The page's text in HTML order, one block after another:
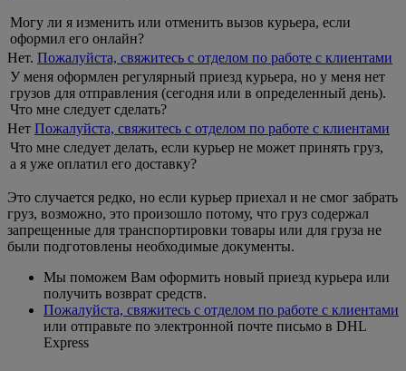
Могу ли я изменить или отменить вызов курьера, если
оформил его онлайн?
Нет. Пожалуйста, свяжитесь с отделом по работе с клиентами
У меня оформлен регулярный приезд курьера, но у меня нет
грузов для отправления (сегодня или в определенный день).
Что мне следует сделать?
Нет Пожалуйста, свяжитесь с отделом по работе с клиентами
Что мне следует делать, если курьер не может принять груз,
а я уже оплатил его доставку?
Это случается редко, но если курьер приехал и не смог забрать
груз, возможно, это произошло потому, что груз содержал
запрещенные для транспортировки товары или для груза не
были подготовлены необходимые документы.
Мы поможем Вам оформить новый приезд курьера или
получить возврат средств.
Пожалуйста, свяжитесь с отделом по работе с клиентами
или отправьте по электронной почте письмо в DHL
Express